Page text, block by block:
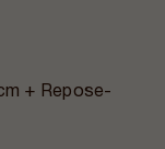
+ Repose-